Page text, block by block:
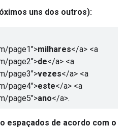
uns dos outros):
page1">milhares</a> <a
page2">de</a> <a
page3">vezes</a> <a
page4">este</a> <a
page5">ano</a>.
espaçados de acordo com o